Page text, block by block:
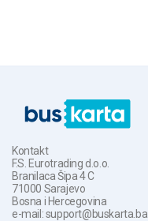
Kontakt
F.S. Eurotrading d.o.o.
Branilaca Šipa 4 C
71000 Sarajevo
Bosna i Hercegovina
e-mail: support@buskarta.ba